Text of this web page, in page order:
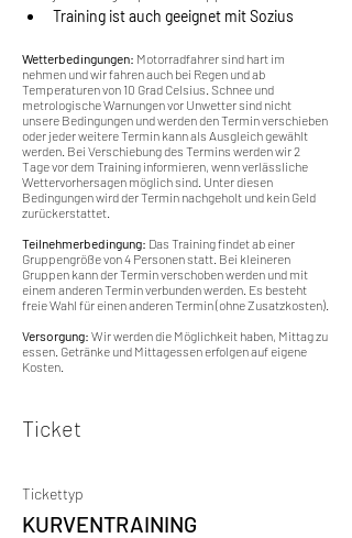
Training ist auch geeignet mit Sozius
Wetterbedingungen: Motorradfahrer sind hart im
nehmen und wir fahren auch bei Regen und ab
Temperaturen von 10 Grad Celsius. Schnee und
metrologische Warnungen vor Unwetter sind nicht
unsere Bedingungen und werden den Termin verschieben
oder jeder weitere Termin kann als Ausgleich gewählt
werden. Bei Verschiebung des Termins werden wir 2
Tage vor dem Training informieren, wenn verlässliche
Wettervorhersagen möglich sind. Unter diesen
Bedingungen wird der Termin nachgeholt und kein Geld
zurückerstattet.
Teilnehmerbedingung: Das Training findet ab einer
Gruppengröße von 4 Personen statt. Bei kleineren
Gruppen kann der Termin verschoben werden und mit
einem anderen Termin verbunden werden. Es besteht
freie Wahl für einen anderen Termin (ohne Zusatzkosten).
Versorgung: Wir werden die Möglichkeit haben, Mittag zu
essen. Getränke und Mittagessen erfolgen auf eigene
Kosten.
Ticket
Tickettyp
KURVENTRAINING